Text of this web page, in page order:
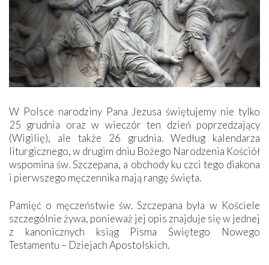
W Polsce narodziny Pana Jezusa świętujemy nie tylko
25 grudnia oraz w wieczór ten dzień poprzedzający
(Wigilię), ale także 26 grudnia. Według kalendarza
liturgicznego, w drugim dniu Bożego Narodzenia Kościół
wspomina św. Szczepana, a obchody ku czci tego diakona
i pierwszego męczennika mają rangę święta.
Pamięć o męczeństwie św. Szczepana była w Kościele
szczególnie żywa, ponieważ jej opis znajduje się w jednej
z kanonicznych ksiąg Pisma Świętego Nowego
Testamentu – Dziejach Apostolskich.